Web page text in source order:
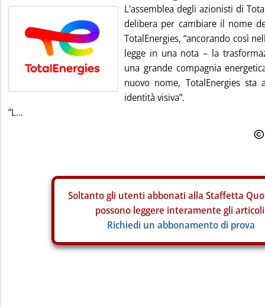
L'assemblea degli azionisti di
delibera per cambiare il nome
TotalEnergies, “ancorando così
legge in una nota – la
una grande compagnia
nuovo nome, TotalEnergies sta
identità visiva”.
“L...
Soltanto gli utenti abbonati alla Staffetta
possono leggere interamente gli
Richiedi un abbonamento di prova